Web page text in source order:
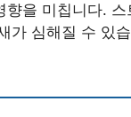
향을 미칩니다.
가 심해질 수 있